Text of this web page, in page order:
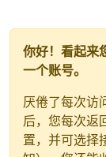
你好！看起来
一个账号。
厌倦了每次访
后，您每次返
置，并可选择